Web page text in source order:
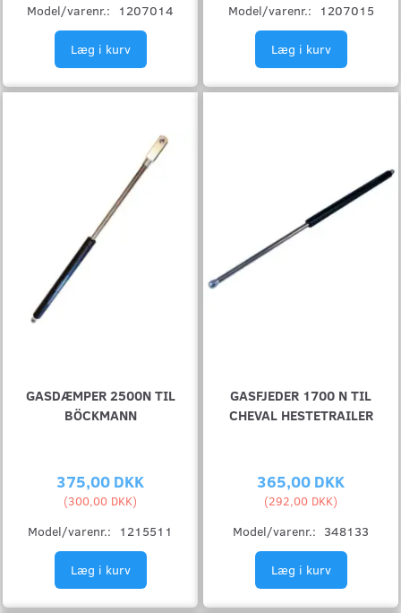
Model/varenr.: 1207014
Læg i kurv
Model/varenr.: 1207015
Læg i kurv
GASDÆMPER 2500N TIL
BÖCKMANN
375,00 DKK
(300,00 DKK)
Model/varenr.: 1215511
Læg i kurv
GASFJEDER 1700 N TIL
CHEVAL HESTETRAILER
365,00 DKK
(292,00 DKK)
Model/varenr.: 348133
Læg i kurv